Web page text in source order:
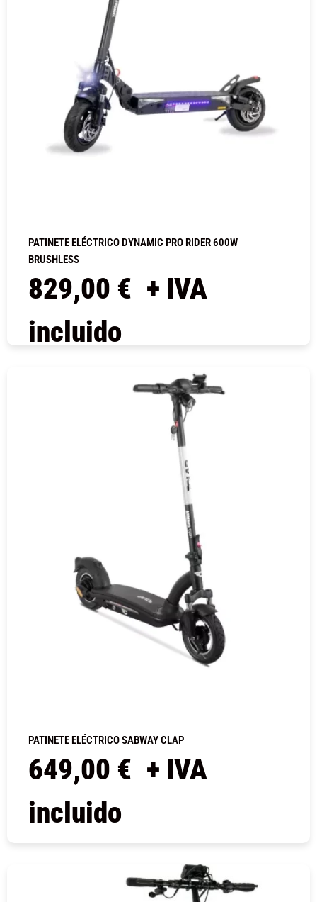
PATINETE ELÉCTRICO DYNAMIC PRO RIDER 600W
BRUSHLESS
829,00 € + IVA
incluido
PATINETE ELÉCTRICO SABWAY CLAP
649,00 € + IVA
incluido